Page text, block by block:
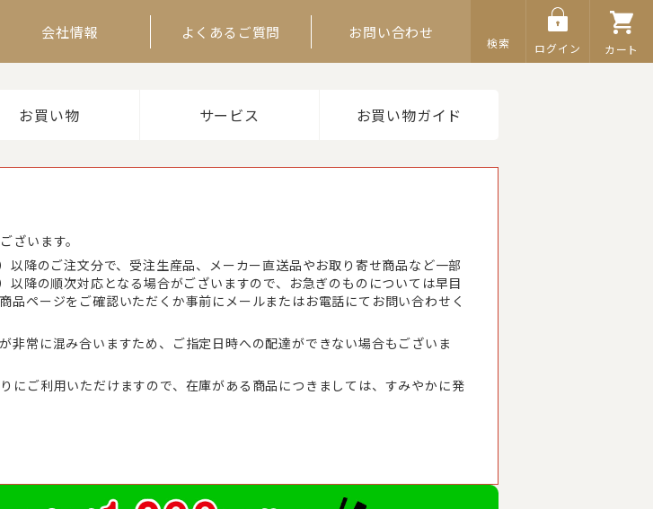
会社情報 よくあるご質問 お問い合わせ
検索 ログイン カート
お買い物 サービス お買い物ガイド
ざいます。
降のご注文分で、受注生産品、メーカー直送品やお取り寄せ商品など一部
降の順次対応となる場合がございますので、お急ぎのものについては早目
ページをご確認いただくか事前にメールまたはお電話にてお問い合わせく
非常に混み合いますため、ご指定日時への配達ができない場合もございま
にご利用いただけますので、在庫がある商品につきましては、すみやかに発